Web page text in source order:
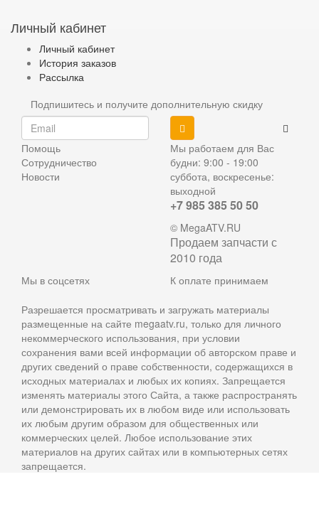
Личный кабинет
Личный кабинет
История заказов
Рассылка
Подпишитесь и получите дополнительную скидку
Помощь
Сотрудничество
Новости
Мы работаем для Вас
будни: 9:00 - 19:00
суббота, воскресенье:
выходной
+7 985 385 50 50
© MegaATV.RU
Продаем запчасти с
2010 года
Мы в соцсетях К оплате принимаем
Разрешается просматривать и загружать материалы
размещенные на сайте megaatv.ru, только для личного
некоммерческого использования, при условии
сохранения вами всей информации об авторском праве и
других сведений о праве собственности, содержащихся в
исходных материалах и любых их копиях. Запрещается
изменять материалы этого Сайта, а также распространять
или демонстрировать их в любом виде или использовать
их любым другим образом для общественных или
коммерческих целей. Любое использование этих
материалов на других сайтах или в компьютерных сетях
запрещается.